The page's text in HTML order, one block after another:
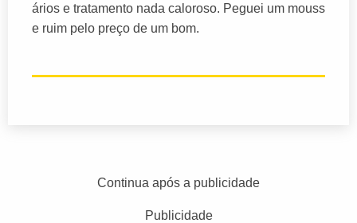
ários e tratamento nada caloroso. Peguei um mouss
e ruim pelo preço de um bom.
Continua após a publicidade
Publicidade